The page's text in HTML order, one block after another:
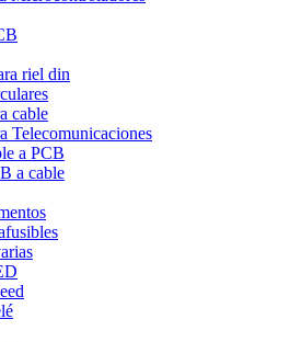
riel din
cable
Telecomunicaciones
a PCB
a cable